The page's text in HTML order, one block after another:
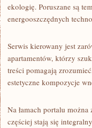
ekologię. Poruszane są
energooszczędnych
Serwis kierowany jest
apartamentów, którzy
treści pomagają
estetyczne kompozycje
Na łamach portalu
częściej stają się